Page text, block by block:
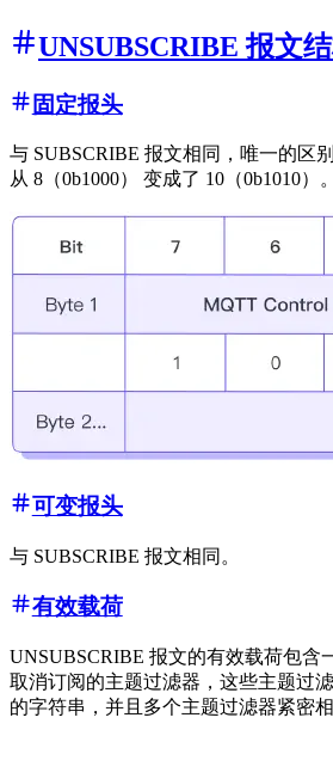
UNSUBSCRIBE 报文
固定报头
与 SUBSCRIBE 报文相同，唯一的区
从 8（0b1000） 变成了 10（0b1010）。
可变报头
与 SUBSCRIBE 报文相同。
有效载荷
UNSUBSCRIBE 报文的有效载荷包含
取消订阅的主题过滤器，这些主题过
的字符串，并且多个主题过滤器紧密相